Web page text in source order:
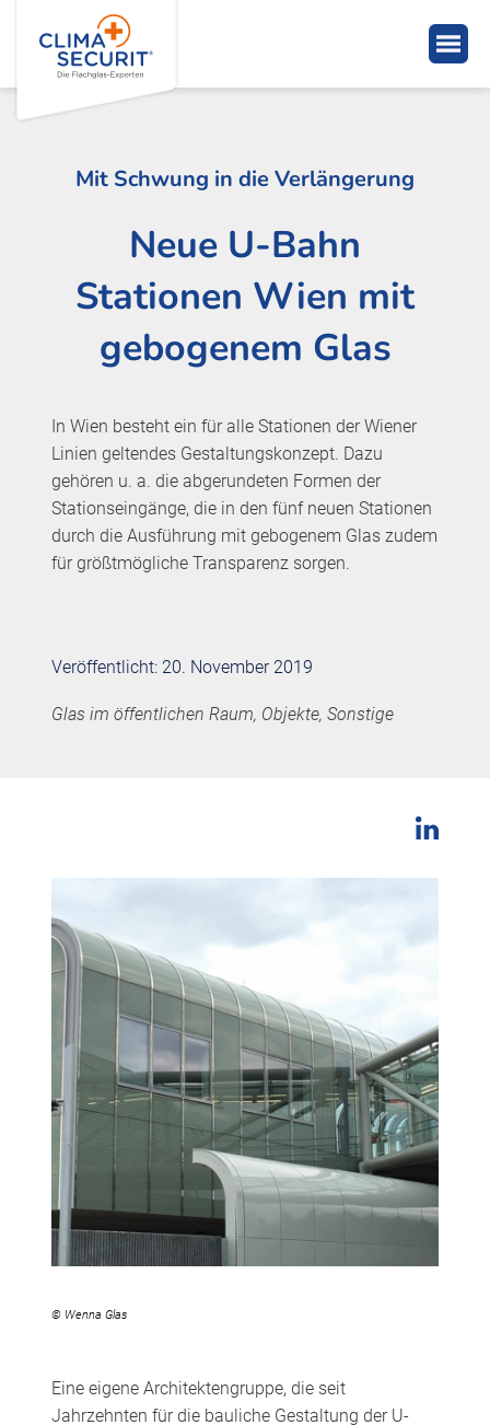
Mit Schwung in die Verlängerung
Neue U-Bahn
Stationen Wien mit
gebogenem Glas
In Wien besteht ein für alle Stationen der Wiener
Linien geltendes Gestaltungskonzept. Dazu
gehören u. a. die abgerundeten Formen der
Stationseingänge, die in den fünf neuen Stationen
durch die Ausführung mit gebogenem Glas zudem
für größtmögliche Transparenz sorgen.
Veröffentlicht: 20. November 2019
Glas im öffentlichen Raum, Objekte, Sonstige
© Wenna Glas
Eine eigene Architektengruppe, die seit
Jahrzehnten für die bauliche Gestaltung der U-